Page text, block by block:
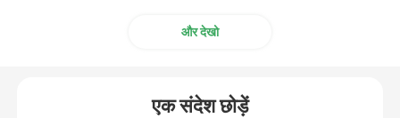
और देखो
एक संदेश छोड़ें